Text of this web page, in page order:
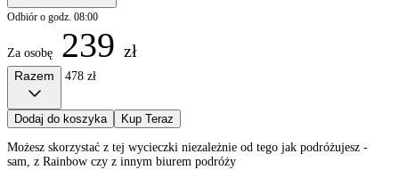
Odbiór o godz. 08:00
Za osobę 239 zł
Razem 478 zł
Dodaj do koszyka Kup Teraz
Możesz skorzystać z tej wycieczki niezależnie od tego jak podróżujesz -
sam, z Rainbow czy z innym biurem podróży